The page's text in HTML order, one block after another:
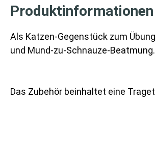
Als Katzen-Gegenstück zum
und Mund-zu-Schnauze-
Das Zubehör beinhaltet eine